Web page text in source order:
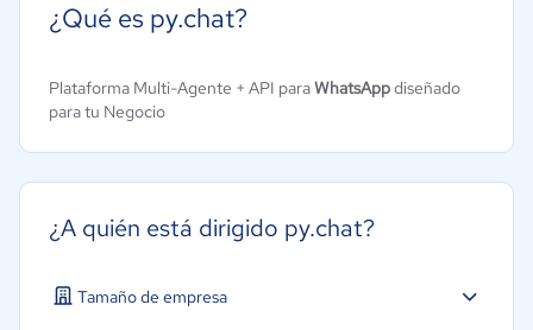
¿Qué es py.chat?
Plataforma Multi-Agente + API paraWhatsAppdiseñado
para tu Negocio
¿A quién está dirigido py.chat?
Tamaño de empresa